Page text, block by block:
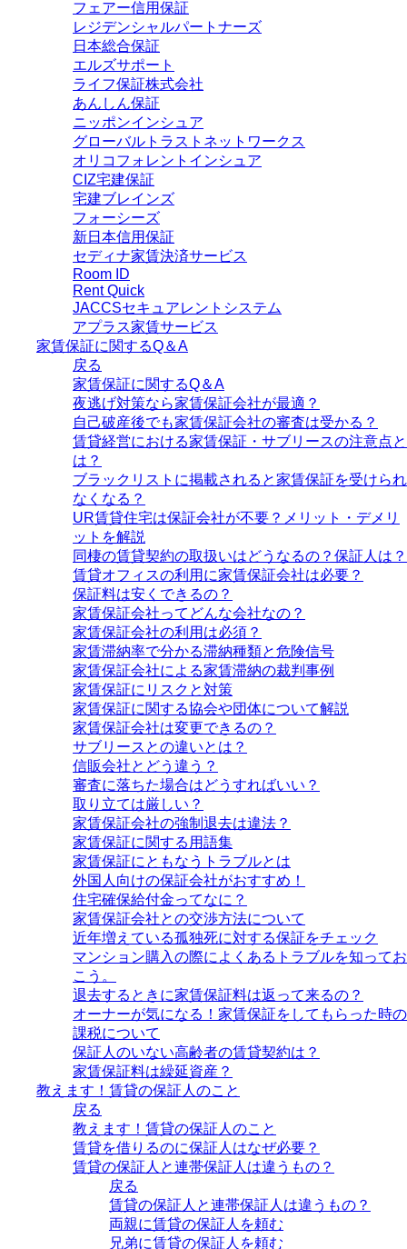
フェアー信用保証
レジデンシャルパートナーズ
日本総合保証
エルズサポート
ライフ保証株式会社
あんしん保証
ニッポンインシュア
グローバルトラストネットワークス
オリコフォレントインシュア
CIZ宅建保証
宅建ブレインズ
フォーシーズ
新日本信用保証
セディナ家賃決済サービス
Room ID
Rent Quick
JACCSセキュアレントシステム
アプラス家賃サービス
家賃保証に関するQ＆A
戻る
家賃保証に関するQ＆A
夜逃げ対策なら家賃保証会社が最適？
自己破産後でも家賃保証会社の審査は受かる？
賃貸経営における家賃保証・サブリースの注意点と
は？
ブラックリストに掲載されると家賃保証を受けられ
なくなる？
UR賃貸住宅は保証会社が不要？メリット・デメリ
ットを解説
同棲の賃貸契約の取扱いはどうなるの？保証人は？
賃貸オフィスの利用に家賃保証会社は必要？
保証料は安くできるの？
家賃保証会社ってどんな会社なの？
家賃保証会社の利用は必須？
家賃滞納率で分かる滞納種類と危険信号
家賃保証会社による家賃滞納の裁判事例
家賃保証にリスクと対策
家賃保証に関する協会や団体について解説
家賃保証会社は変更できるの？
サブリースとの違いとは？
信販会社とどう違う？
審査に落ちた場合はどうすればいい？
取り立ては厳しい？
家賃保証会社の強制退去は違法？
家賃保証に関する用語集
家賃保証にともなうトラブルとは
外国人向けの保証会社がおすすめ！
住宅確保給付金ってなに？
家賃保証会社との交渉方法について
近年増えている孤独死に対する保証をチェック
マンション購入の際によくあるトラブルを知ってお
こう。
退去するときに家賃保証料は返って来るの？
オーナーが気になる！家賃保証をしてもらった時の
課税について
保証人のいない高齢者の賃貸契約は？
家賃保証料は繰延資産？
教えます！賃貸の保証人のこと
戻る
教えます！賃貸の保証人のこと
賃貸を借りるのに保証人はなぜ必要？
賃貸の保証人と連帯保証人は違うもの？
戻る
賃貸の保証人と連帯保証人は違うもの？
両親に賃貸の保証人を頼む
兄弟に賃貸の保証人を頼む